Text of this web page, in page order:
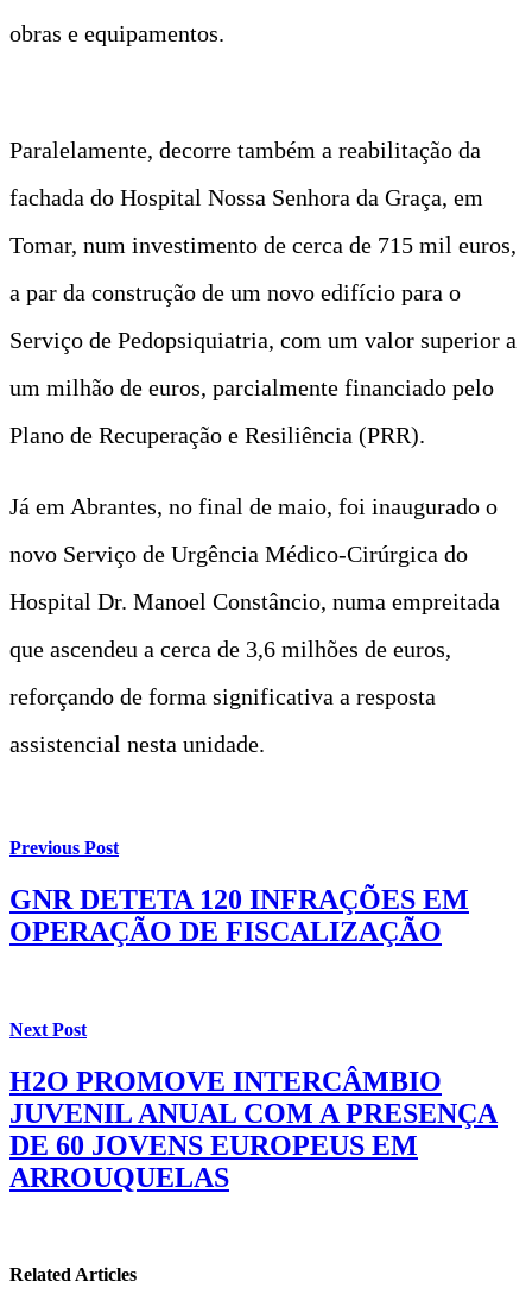
obras e equipamentos.
Paralelamente, decorre também a reabilitação da
fachada do Hospital Nossa Senhora da Graça, em
Tomar, num investimento de cerca de 715 mil euros,
a par da construção de um novo edifício para o
Serviço de Pedopsiquiatria, com um valor superior a
um milhão de euros, parcialmente financiado pelo
Plano de Recuperação e Resiliência (PRR).
Já em Abrantes, no final de maio, foi inaugurado o
novo Serviço de Urgência Médico-Cirúrgica do
Hospital Dr. Manoel Constâncio, numa empreitada
que ascendeu a cerca de 3,6 milhões de euros,
reforçando de forma significativa a resposta
assistencial nesta unidade.
Previous Post
GNR DETETA 120 INFRAÇÕES EM
OPERAÇÃO DE FISCALIZAÇÃO
Next Post
H2O PROMOVE INTERCÂMBIO
JUVENIL ANUAL COM A PRESENÇA
DE 60 JOVENS EUROPEUS EM
ARROUQUELAS
Related Articles